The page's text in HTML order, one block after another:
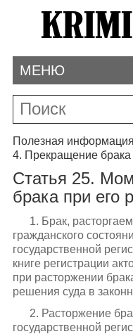
МЕНЮ
Полезная информация
4. Прекращение брака
Статья 25.
брака при его
1. Брак,
гражданского
государственной
книге регистрации
при расторжении
решения суда в
2. Расторжение
государственной